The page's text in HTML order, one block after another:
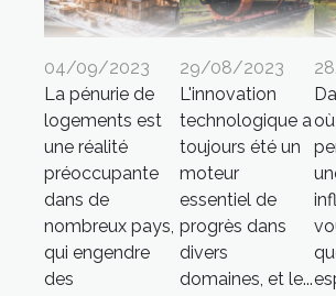
04/09/2023
La pénurie de
logements est
une réalité
préoccupante
dans de
nombreux pays,
qui engendre
des
29/08/2023
L'innovation
technologique a
toujours été un
moteur
essentiel de
progrès dans
divers
domaines, et le...